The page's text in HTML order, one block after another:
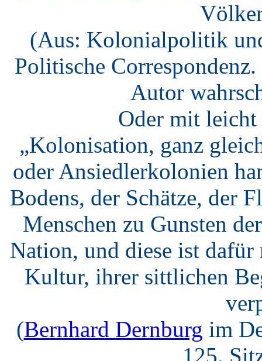
(Aus: Kolonialpolitik
Politische
Autor
Oder mit leicht
„Kolonisation, ganz
oder Ansiedlerkolonien
Bodens, der Schätze, der
Menschen zu Gunsten
Nation, und diese ist dafür
Kultur, ihrer sittlichen
(Bernhard Dernburg im
125.